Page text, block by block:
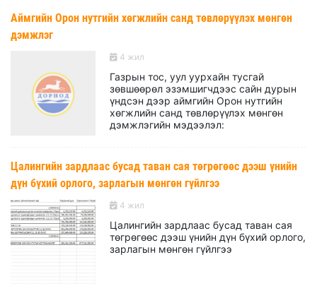
Аймгийн Орон нутгийн хөгжлийн санд төвлөрүүлэх мөнгөн
дэмжлэг
4 жил
Газрын тос, уул уурхайн тусгай
зөвшөөрөл эзэмшигчдээс сайн дурын
үндсэн дээр аймгийн Орон нутгийн
хөгжлийн санд төвлөрүүлэх мөнгөн
дэмжлэгийн мэдээлэл:
Цалингийн зардлаас бусад таван сая төгрөгөөс дээш үнийн
дүн бүхий орлого, зарлагын мөнгөн гүйлгээ
4 жил
Цалингийн зардлаас бусад таван сая
төгрөгөөс дээш үнийн дүн бүхий орлого,
зарлагын мөнгөн гүйлгээ